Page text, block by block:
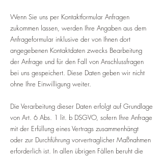
Wenn Sie uns per Kontaktformular Anfragen
zukommen lassen, werden Ihre Angaben aus dem
Anfrageformular inklusive der von Ihnen dort
angegebenen Kontaktdaten zwecks Bearbeitung
der Anfrage und für den Fall von Anschlussfragen
bei uns gespeichert. Diese Daten geben wir nicht
ohne Ihre Einwilligung weiter.
Die Verarbeitung dieser Daten erfolgt auf Grundlage
von Art. 6 Abs. 1 lit. b DSGVO, sofern Ihre Anfrage
mit der Erfüllung eines Vertrags zusammenhängt
oder zur Durchführung vorvertraglicher Maßnahmen
erforderlich ist. In allen übrigen Fällen beruht die